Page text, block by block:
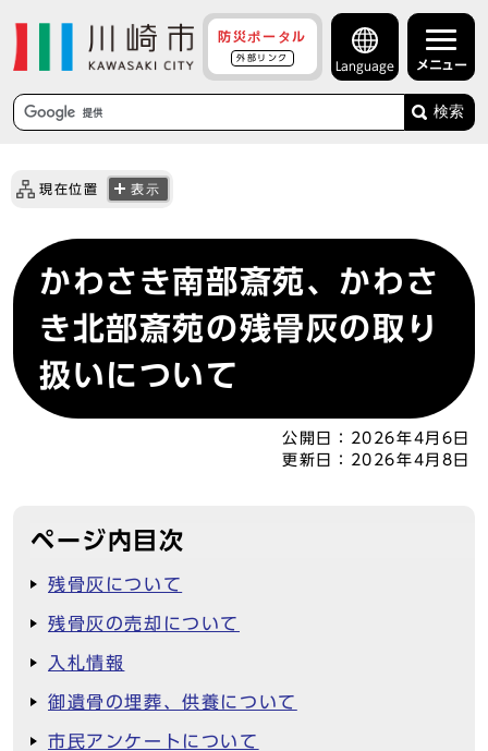
防災ポータル
外部リンク
Language メニュー
検索
現在位置 表示
かわさき南部斎苑、かわさ
き北部斎苑の残骨灰の取り
扱いについて
公開日：
2026年4月6日
更新日：
2026年4月8日
ページ内目次
残骨灰について
残骨灰の売却について
入札情報
御遺骨の埋葬、供養について
市民アンケートについて